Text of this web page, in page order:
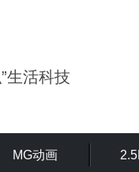
生活科技
MG动画